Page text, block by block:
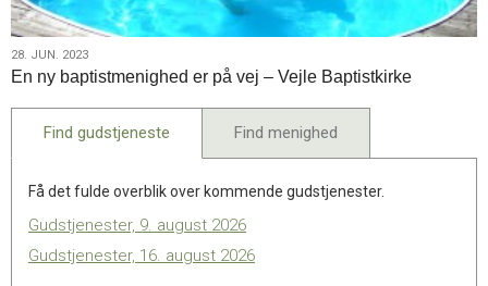
28.
jun.
28. JUN. 2023
En ny baptistmenighed er på vej – Vejle Baptistkirke
Find gudstjeneste Find menighed
Få det fulde overblik over kommende gudstjenester.
Gudstjenester, 9. august 2026
Gudstjenester, 16. august 2026